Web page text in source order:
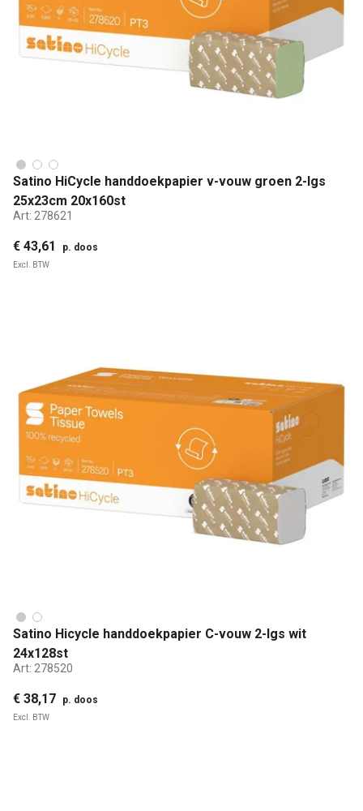
Satino HiCycle handdoekpapier v-vouw groen 2-lgs
25x23cm 20x160st
Art: 278621
€ 43,61 p. doos
Excl. BTW
Satino Hicycle handdoekpapier C-vouw 2-lgs wit
24x128st
Art: 278520
€ 38,17 p. doos
Excl. BTW